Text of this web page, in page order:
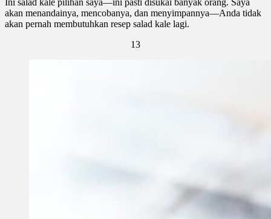
akan menandainya, mencobanya, dan menyimpannya—Anda tidak
akan pernah membutuhkan resep salad kale lagi.
13